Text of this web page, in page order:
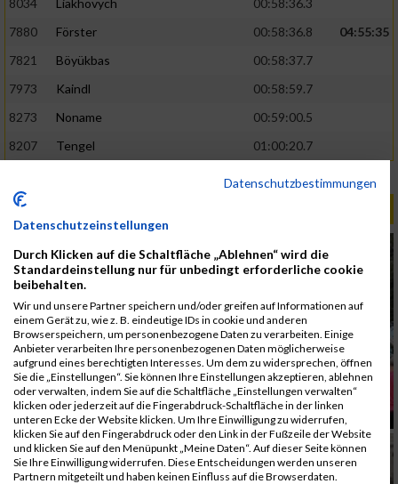
8034
Liakhovych
00:58:36.3
7880
Förster 00:58:36.8
04:55:35
7821
Böyükbas
00:58:37.7
7973
Kaindl
00:58:59.7
8273
Noname
00:59:00.5
8207
Tengel
01:00:20.7
ALBUM B2RUN MÜNCHEN / 15.07.2026
Datenschutzbestimmungen
Datenschutzeinstellungen
Durch Klicken auf die Schaltfläche „Ablehnen“ wird die
Standardeinstellung nur für unbedingt erforderliche cookie
beibehalten.
Wir und unsere Partner speichern und/oder greifen auf Informationen auf
einem Gerät zu, wie z. B. eindeutige IDs in cookie und anderen
Browserspeichern, um personenbezogene Daten zu verarbeiten. Einige
Anbieter verarbeiten Ihre personenbezogenen Daten möglicherweise
aufgrund eines berechtigten Interesses. Um dem zu widersprechen, öffnen
Sie die „Einstellungen“. Sie können Ihre Einstellungen akzeptieren, ablehnen
oder verwalten, indem Sie auf die Schaltfläche „Einstellungen verwalten“
klicken oder jederzeit auf die Fingerabdruck-Schaltfläche in der linken
unteren Ecke der Website klicken. Um Ihre Einwilligung zu widerrufen,
klicken Sie auf den Fingerabdruck oder den Link in der Fußzeile der Website
und klicken Sie auf den Menüpunkt „Meine Daten“. Auf dieser Seite können
Sie Ihre Einwilligung widerrufen. Diese Entscheidungen werden unseren
Partnern mitgeteilt und haben keinen Einfluss auf die Browserdaten.